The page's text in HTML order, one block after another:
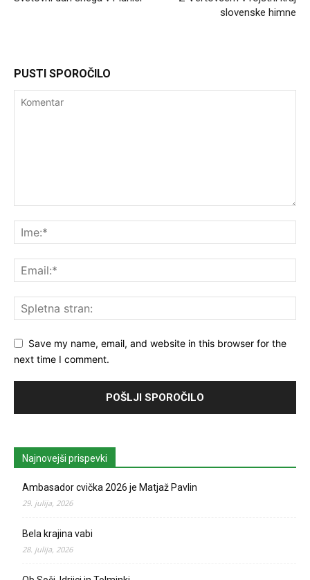
slovenske himne
PUSTI SPOROČILO
Save my name, email, and website in this browser for the
next time I comment.
Najnovejši prispevki
Ambasador cvička 2026 je Matjaž Pavlin
29. julija, 2026
Bela krajina vabi
28. julija, 2026